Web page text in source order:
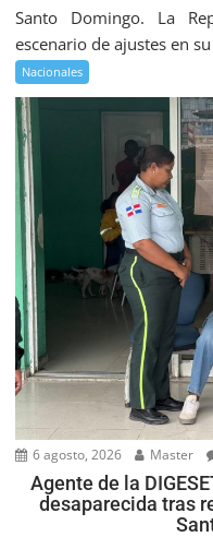
Santo Domingo. La
escenario de ajustes en
Nacionales
6 agosto, 2026 Master
Agente de la
desaparecida tras